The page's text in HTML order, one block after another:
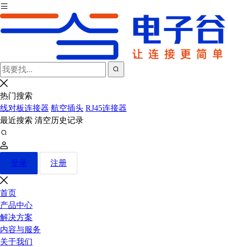
热门搜索
线对板连接器 航空插头 RJ45连接器
最近搜索 清空历史记录
登录 注册
首页
产品中心
解决方案
内容与服务
关于我们